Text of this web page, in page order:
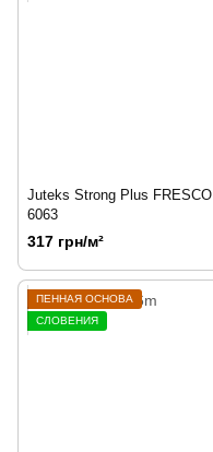
Juteks Strong Plus FRESCO
6063
317 грн/м²
ПЕННАЯ ОСНОВА
СЛОВЕНИЯ